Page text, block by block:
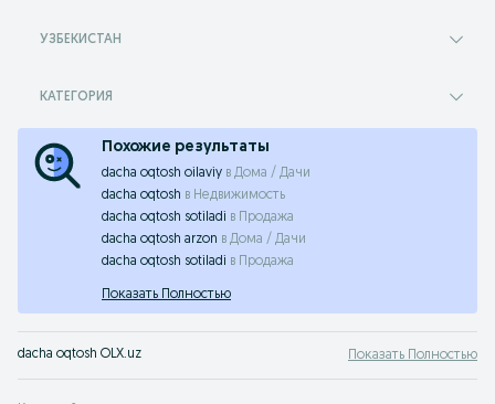
УЗБЕКИСТАН
КАТЕГОРИЯ
Похожие результаты
dacha oqtosh oilaviy в Дома / Дачи
dacha oqtosh в Недвижимость
dacha oqtosh sotiladi в
Продажа
dacha oqtosh arzon в Дома / Дачи
dacha oqtosh sotiladi в Продажа
Показать Полностью
dacha oqtosh OLX.uz Показать Полностью